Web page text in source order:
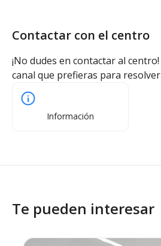
Contactar con el centro
¡No dudes en contactar al
canal que prefieras para
Información
Te pueden interesar